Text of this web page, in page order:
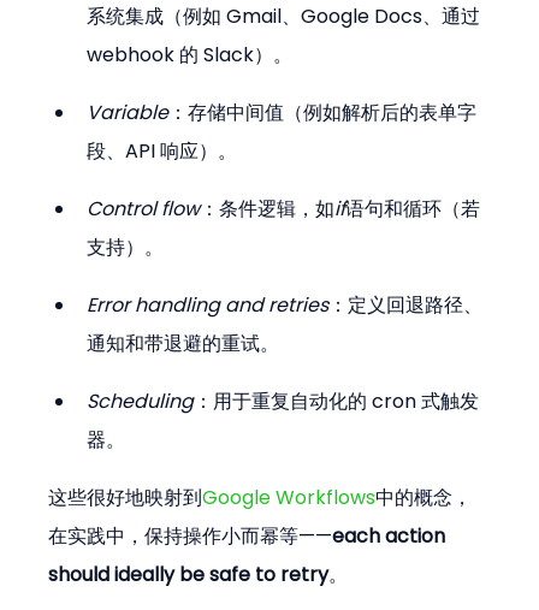
系统集成（例如 Gmail、Google Docs、通过
webhook 的 Slack）。
Variable：存储中间值（例如解析后的表单字
段、API 响应）。
Control flow：条件逻辑，如if语句和循环（若
支持）。
Error handling and retries：定义回退路径、
通知和带退避的重试。
Scheduling：用于重复自动化的 cron 式触发
器。
这些很好地映射到Google Workflows中的概念，
在实践中，保持操作小而幂等——each action
should ideally be safe to retry。